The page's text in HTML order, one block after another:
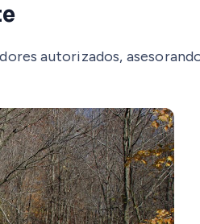
autorizados,